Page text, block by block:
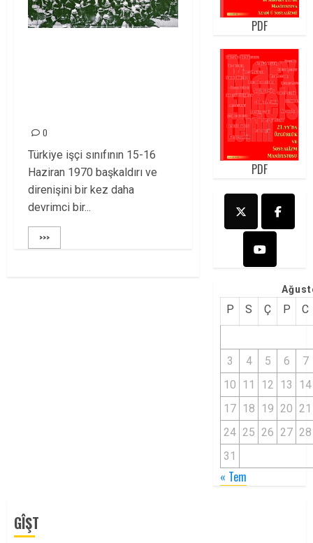
0
Türkiye işçi sınıfının 15-16
Haziran 1970 başkaldırı ve
direnişini bir kez daha
devrimci bir...
>>>
PDF
PDF
P S Ç P C
3 4 5 6
7
10 11 12 13
14
17 18 19 20 21
24 25 26 27 28
31
« Tem
GÎŞT